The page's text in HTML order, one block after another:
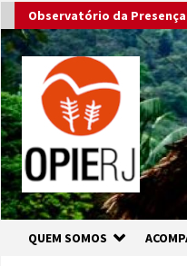
to
content
Observatório da
QUEM SOMOS